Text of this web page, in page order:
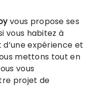
vous propose ses
vous habitez à
expérience et
mettons tout en
vous
projet de